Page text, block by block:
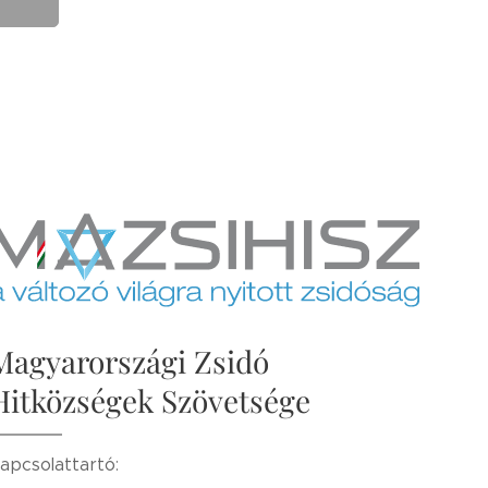
Zsidó
Szövetsége